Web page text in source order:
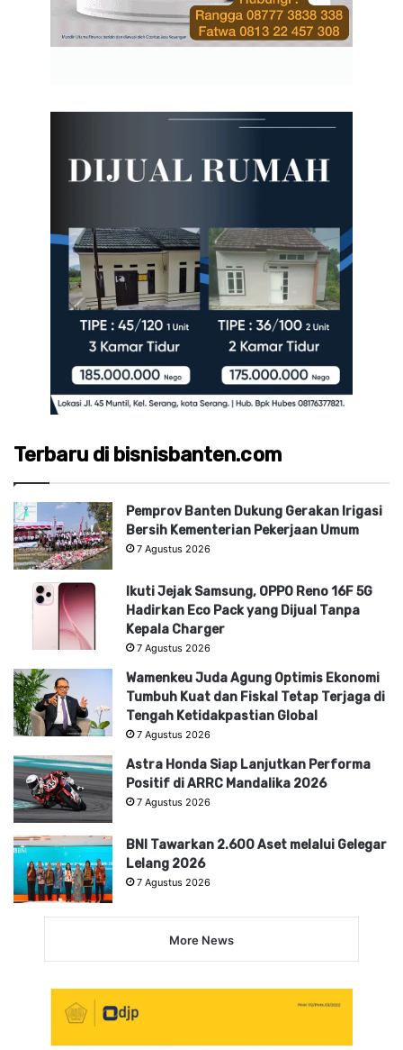
Terbaru di bisnisbanten.com
Pemprov Banten Dukung Gerakan Irigasi
Bersih Kementerian Pekerjaan Umum
7 Agustus 2026
Ikuti Jejak Samsung, OPPO Reno 16F 5G
Hadirkan Eco Pack yang Dijual Tanpa
Kepala Charger
7 Agustus 2026
Wamenkeu Juda Agung Optimis Ekonomi
Tumbuh Kuat dan Fiskal Tetap Terjaga di
Tengah Ketidakpastian Global
7 Agustus 2026
Astra Honda Siap Lanjutkan Performa
Positif di ARRC Mandalika 2026
7 Agustus 2026
BNI Tawarkan 2.600 Aset melalui Gelegar
Lelang 2026
7 Agustus 2026
More News